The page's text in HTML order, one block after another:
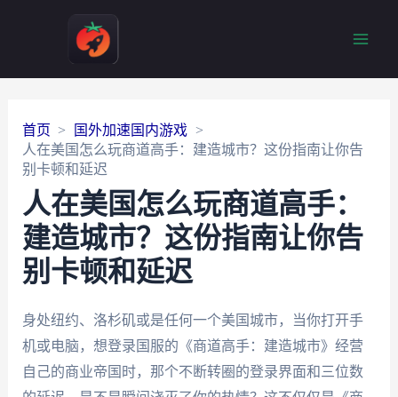
首页
国外加速国内游戏
人在美国怎么玩商道高手：建造城市？这份指南让你告
别卡顿和延迟
人在美国怎么玩商道高手：
建造城市？这份指南让你告
别卡顿和延迟
身处纽约、洛杉矶或是任何一个美国城市，当你打开手
机或电脑，想登录国服的《商道高手：建造城市》经营
自己的商业帝国时，那个不断转圈的登录界面和三位数